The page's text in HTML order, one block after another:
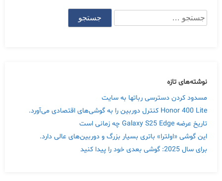
جستجو
برای:
نوشته‌های تازه
مسدود کردن دسترسی رباتها به سایت
Honor 400 Lite کنترل دوربین را به گوشی‌های اقتصادی می‌آورد.
تاریخ عرضه Galaxy S25 Edge چه زمانی است
این گوشی «اولترا» باتری بسیار بزرگ و دوربین‌های عالی دارد.
برای سال 2025: گوشی بعدی خود را پیدا کنید